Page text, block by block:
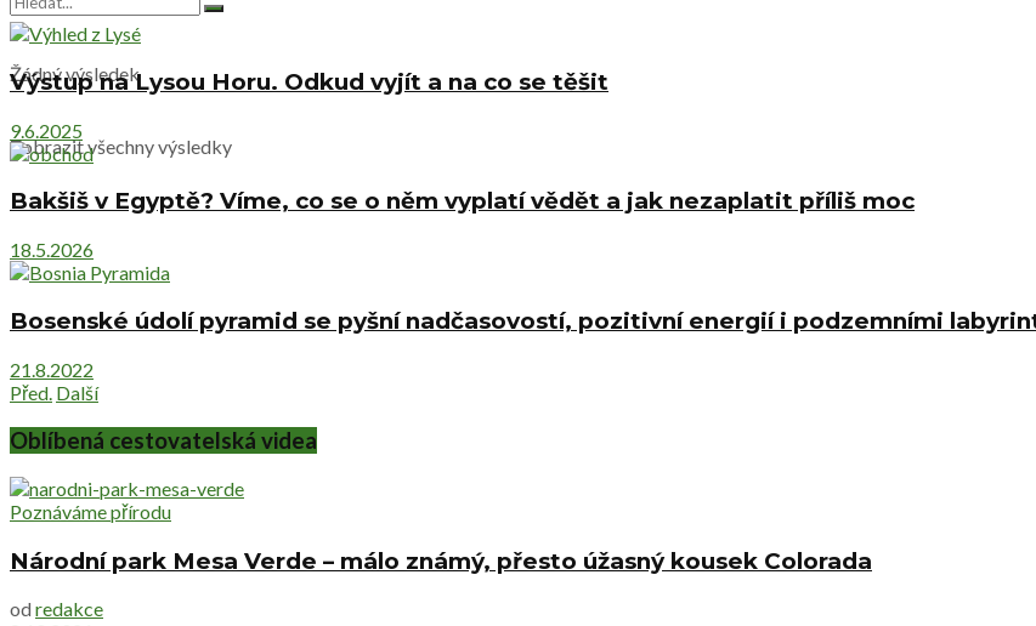
Žádný výsledek
Zobrazit všechny výsledky
Výstup na Lysou Horu. Odkud vyjít a na co se těšit
9.6.2025
Bakšiš v Egyptě? Víme, co se o něm vyplatí vědět a jak nezaplatit příliš moc
18.5.2026
Bosenské údolí pyramid se pyšní nadčasovostí, pozitivní energií i podzemními
21.8.2022
Před. Další
Oblíbená cestovatelská videa
Poznáváme přírodu
Národní park Mesa Verde – málo známý, přesto úžasný kousek Colorada
od redakce